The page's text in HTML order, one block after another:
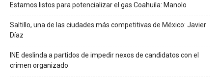
Estamos listos para potencializar el gas Coahuila: Manolo
Saltillo, una de las ciudades más competitivas de México: Javier
Díaz
INE deslinda a partidos de impedir nexos de candidatos con el
crimen organizado